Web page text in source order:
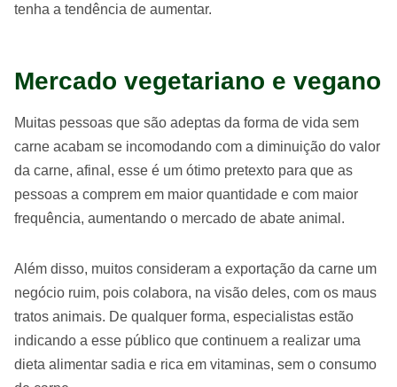
tenha a tendência de aumentar.
Mercado vegetariano e vegano
Muitas pessoas que são adeptas da forma de vida sem
carne acabam se incomodando com a diminuição do valor
da carne, afinal, esse é um ótimo pretexto para que as
pessoas a comprem em maior quantidade e com maior
frequência, aumentando o mercado de abate animal.
Além disso, muitos consideram a exportação da carne um
negócio ruim, pois colabora, na visão deles, com os maus
tratos animais. De qualquer forma, especialistas estão
indicando a esse público que continuem a realizar uma
dieta alimentar sadia e rica em vitaminas, sem o consumo